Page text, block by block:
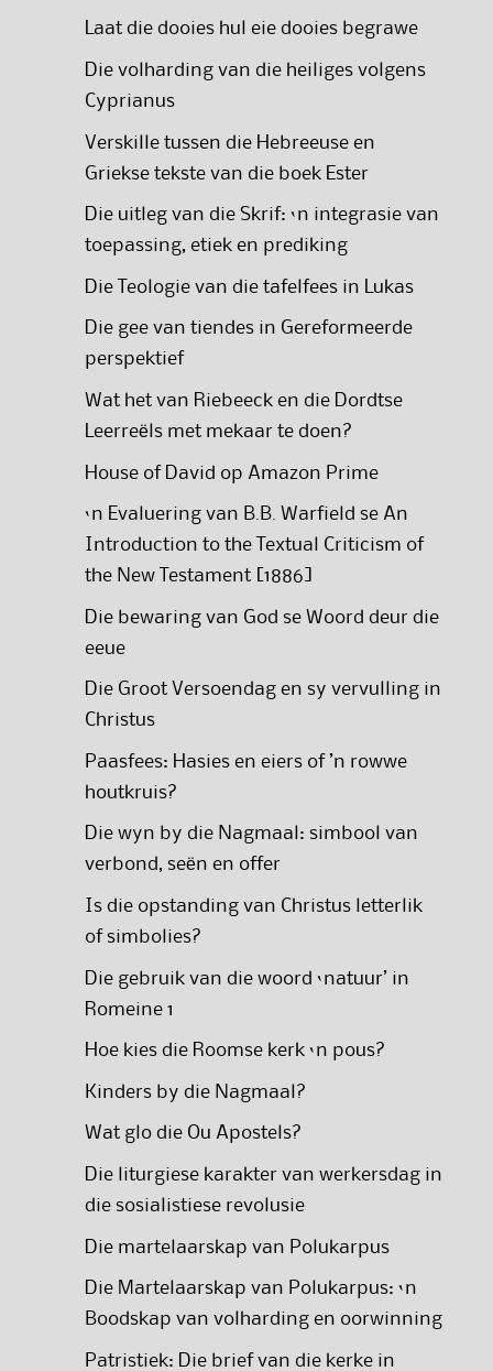
Laat die dooies hul eie dooies begrawe
Die volharding van die heiliges volgens
Cyprianus
Verskille tussen die Hebreeuse en
Griekse tekste van die boek Ester
Die uitleg van die Skrif: ‘n integrasie van
toepassing, etiek en prediking
Die Teologie van die tafelfees in Lukas
Die gee van tiendes in Gereformeerde
perspektief
Wat het van Riebeeck en die Dordtse
Leerreëls met mekaar te doen?
House of David op Amazon Prime
‘n Evaluering van B.B. Warfield se An
Introduction to the Textual Criticism of
the New Testament [1886]
Die bewaring van God se Woord deur die
eeue
Die Groot Versoendag en sy vervulling in
Christus
Paasfees: Hasies en eiers of ’n rowwe
houtkruis?
Die wyn by die Nagmaal: simbool van
verbond, seën en offer
Is die opstanding van Christus letterlik
of simbolies?
Die gebruik van die woord ‘natuur’ in
Romeine 1
Hoe kies die Roomse kerk ‘n pous?
Kinders by die Nagmaal?
Wat glo die Ou Apostels?
Die liturgiese karakter van werkersdag in
die sosialistiese revolusie
Die martelaarskap van Polukarpus
Die Martelaarskap van Polukarpus: ‘n
Boodskap van volharding en oorwinning
Patristiek: Die brief van die kerke in